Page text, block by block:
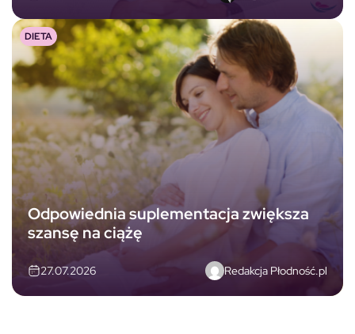
Odpowiednia suplementacja zwiększa
szansę na ciążę
27.07.2026 Redakcja Płodność.pl
DIETA